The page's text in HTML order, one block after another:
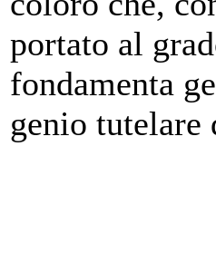
portato al
fondamenta
genio